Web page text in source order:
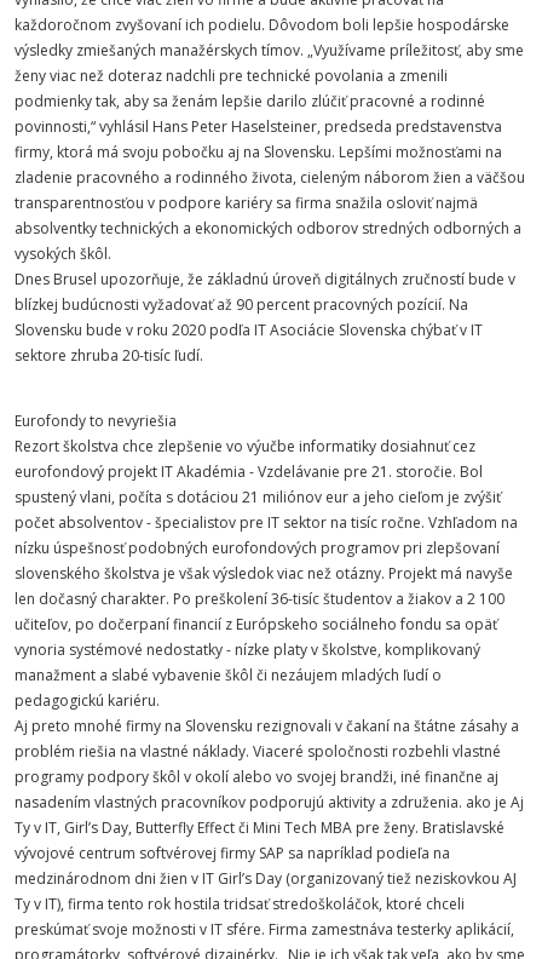
každoročnom zvyšovaní ich podielu. Dôvodom boli lepšie hospodárske
výsledky zmiešaných manažérskych tímov. „Využívame príležitosť, aby sme
ženy viac než doteraz nadchli pre technické povolania a zmenili
podmienky tak, aby sa ženám lepšie darilo zlúčiť pracovné a rodinné
povinnosti,“ vyhlásil Hans Peter Haselsteiner, predseda predstavenstva
firmy, ktorá má svoju pobočku aj na Slovensku. Lepšími možnosťami na
zladenie pracovného a rodinného života, cieleným náborom žien a väčšou
transparentnosťou v podpore kariéry sa firma snažila osloviť najmä
absolventky technických a ekonomických odborov stredných odborných a
vysokých škôl.
Dnes Brusel upozorňuje, že základnú úroveň digitálnych zručností bude v
blízkej budúcnosti vyžadovať až 90 percent pracovných pozícií. Na
Slovensku bude v roku 2020 podľa IT Asociácie Slovenska chýbať v IT
sektore zhruba 20-tisíc ľudí.
Eurofondy to nevyriešia
Rezort školstva chce zlepšenie vo výučbe informatiky dosiahnuť cez
eurofondový projekt IT Akadémia - Vzdelávanie pre 21. storočie. Bol
spustený vlani, počíta s dotáciou 21 miliónov eur a jeho cieľom je zvýšiť
počet absolventov - špecialistov pre IT sektor na tisíc ročne. Vzhľadom na
nízku úspešnosť podobných eurofondových programov pri zlepšovaní
slovenského školstva je však výsledok viac než otázny. Projekt má navyše
len dočasný charakter. Po preškolení 36-tisíc študentov a žiakov a 2 100
učiteľov, po dočerpaní financií z Európskeho sociálneho fondu sa opäť
vynoria systémové nedostatky - nízke platy v školstve, komplikovaný
manažment a slabé vybavenie škôl či nezáujem mladých ľudí o
pedagogickú kariéru.
Aj preto mnohé firmy na Slovensku rezignovali v čakaní na štátne zásahy a
problém riešia na vlastné náklady. Viaceré spoločnosti rozbehli vlastné
programy podpory škôl v okolí alebo vo svojej brandži, iné finančne aj
nasadením vlastných pracovníkov podporujú aktivity a združenia. ako je Aj
Ty v IT, Girl’s Day, Butterfly Effect či Mini Tech MBA pre ženy. Bratislavské
vývojové centrum softvérovej firmy SAP sa napríklad podieľa na
medzinárodnom dni žien v IT Girl’s Day (organizovaný tiež neziskovkou AJ
Ty v IT), firma tento rok hostila tridsať stredoškoláčok, ktoré chceli
preskúmať svoje možnosti v IT sfére. Firma zamestnáva testerky aplikácií,
programátorky, softvérové dizajnérky. „Nie je ich však tak veľa, ako by sme